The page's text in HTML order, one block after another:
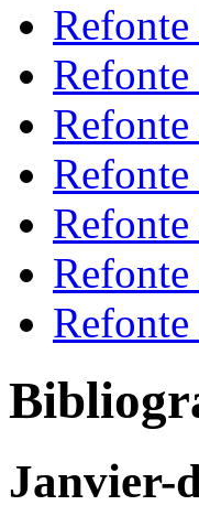
Janvier-